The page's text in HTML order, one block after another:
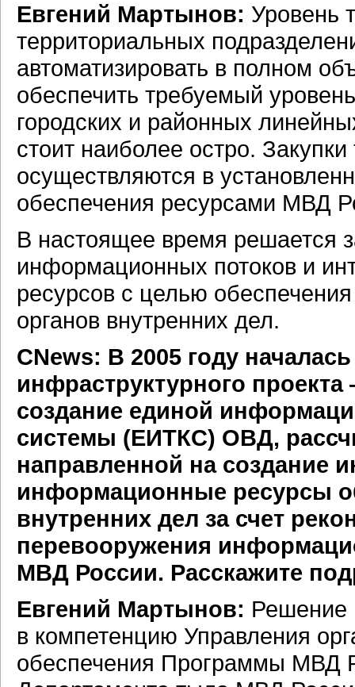
Евгений Мартынов: Уровень
территориальных
автоматизировать в полном
обеспечить требуемый
городских и районных
стоит наиболее остро.
осуществляются в
обеспечения ресурсами МВД
В настоящее время решается
информационных потоков и
ресурсов с целью
органов внутренних дел.
CNews: В 2005 году
инфраструктурного
создание единой
системы (ЕИТКС) ОВД,
направленной на создание
информационные ресурсы
внутренних дел за счет
перевооружения
МВД России. Расскажите
Евгений Мартынов: Решение
в компетенцию Управления
обеспечения Программы